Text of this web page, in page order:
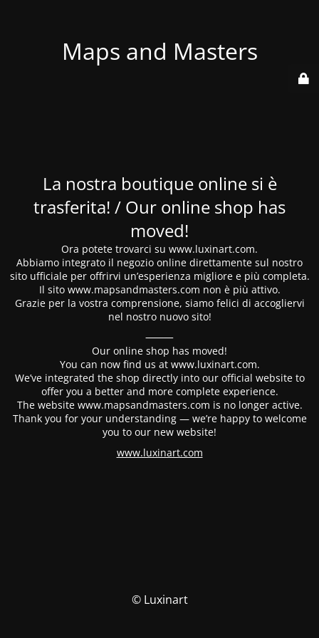
Maps and Masters
La nostra boutique online si è
trasferita! / Our online shop has
moved!
Ora potete trovarci su www.luxinart.com.
Abbiamo integrato il negozio online direttamente sul nostro
sito ufficiale per offrirvi un’esperienza migliore e più completa.
Il sito www.mapsandmasters.com non è più attivo.
Grazie per la vostra comprensione, siamo felici di accogliervi
nel nostro nuovo sito!
⸻
Our online shop has moved!
You can now find us at www.luxinart.com.
We’ve integrated the shop directly into our official website to
offer you a better and more complete experience.
The website www.mapsandmasters.com is no longer active.
Thank you for your understanding — we’re happy to welcome
you to our new website!
www.luxinart.com
© Luxinart